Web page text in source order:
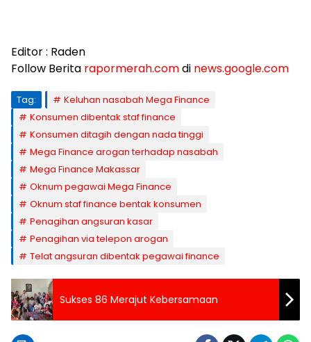
Editor : Raden
Follow Berita rapormerah.comdi news.google.com
Tag:
Keluhan nasabah Mega Finance
Konsumen dibentak staf finance
Konsumen ditagih dengan nada tinggi
Mega Finance arogan terhadap nasabah
Mega Finance Makassar
Oknum pegawai Mega Finance
Oknum staf finance bentak konsumen
Penagihan angsuran kasar
Penagihan via telepon arogan
Telat angsuran dibentak pegawai finance
Sukses 86 Merajut Kebersamaan